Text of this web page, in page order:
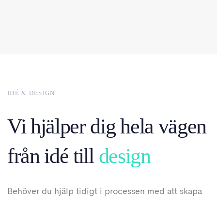
IDÉ & DESIGN
Vi hjälper dig hela vägen
från idé till design
Behöver du hjälp tidigt i processen med att skapa